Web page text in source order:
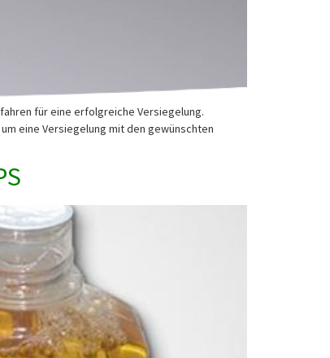
für eine erfolgreiche Versiegelung.
eine Versiegelung mit den gewünschten